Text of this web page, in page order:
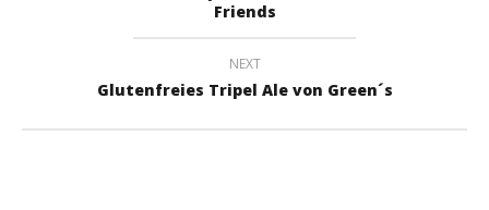
Friends
NEXT
Glutenfreies Tripel Ale von Green´s